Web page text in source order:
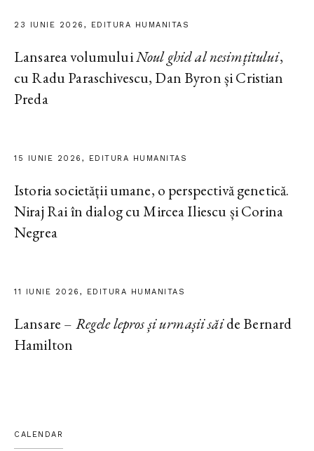
23 IUNIE 2026, EDITURA HUMANITAS
Lansarea volumuluiNoul ghid al nesimțitului,
cu Radu Paraschivescu, Dan Byron și Cristian
Preda
15 IUNIE 2026, EDITURA HUMANITAS
Istoria societății umane, o perspectivă genetică.
Niraj Rai în dialog cu Mircea Iliescu și Corina
Negrea
11 IUNIE 2026, EDITURA HUMANITAS
Lansare – Regele lepros și urmașii săide Bernard
Hamilton
CALENDAR